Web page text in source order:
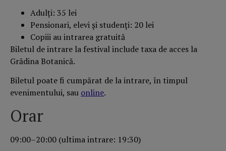
Adulți: 35 lei
Pensionari, elevi și studenți: 20 lei
Copiii au intrarea gratuită
Biletul de intrare la festival include taxa de acces la
Grădina Botanică.
Biletul poate fi cumpărat de la intrare, în timpul
evenimentului, sau online.
Orar
09:00–20:00 (ultima intrare: 19:30)